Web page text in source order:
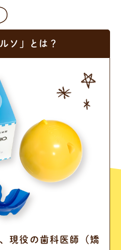
ソ」とは？
現役の歯科医師（矯